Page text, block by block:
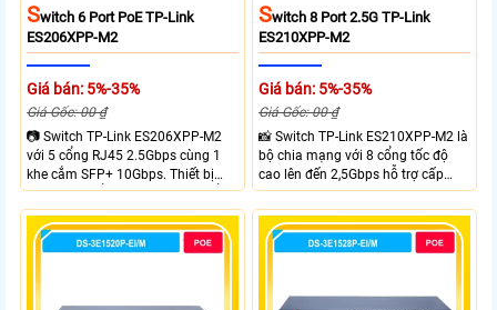
SWitch 6 Port PoE TP-Link
ES206XPP-M2
Giá bán: 5%-35%
Giá Gốc: 00 ₫
📷 Switch TP-Link ES206XPP-M2
với 5 cổng RJ45 2.5Gbps cùng 1
khe cắm SFP+ 10Gbps. Thiết bị
tích hợp 4 cổng PoE++ đạt chuẩn
802.3af/at/bt tổng công suất
120W cấp nguồn đến 90W mỗi
cổng đáp ứng tốt hệ thống camera
SWitch 8 Port 2.5G TP-Link
ES210XPP-M2
Giá bán: 5%-35%
Giá Gốc: 00 ₫
📸 Switch TP-Link ES210XPP-M2 là
bộ chia mạng với 8 cổng tốc độ
cao lên đến 2,5Gbps hỗ trợ cấp
nguồn và mạng cho đầu ghi hình
từ xa nhờ công suất POE lên đến